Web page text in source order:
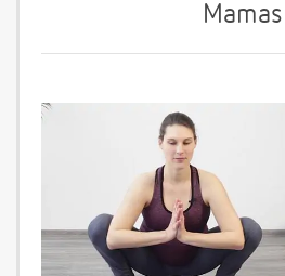
Mamas